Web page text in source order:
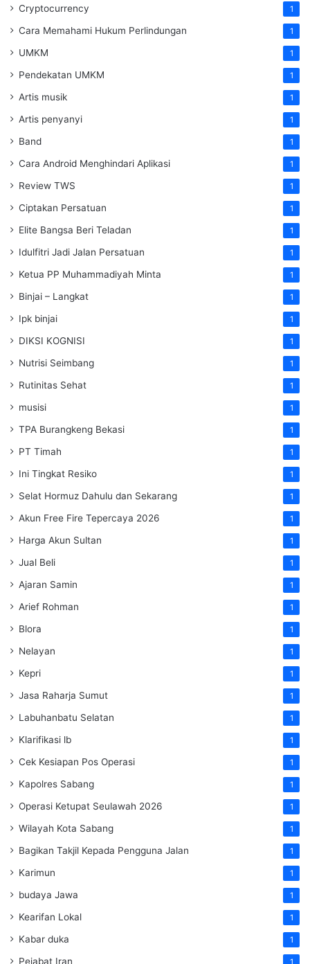
Cryptocurrency 1
Cara Memahami Hukum Perlindungan 1
UMKM 1
Pendekatan UMKM 1
Artis musik 1
Artis penyanyi 1
Band 1
Cara Android Menghindari Aplikasi 1
Review TWS 1
Ciptakan Persatuan 1
Elite Bangsa Beri Teladan 1
Idulfitri Jadi Jalan Persatuan 1
Ketua PP Muhammadiyah Minta 1
Binjai – Langkat 1
Ipk binjai 1
DIKSI KOGNISI 1
Nutrisi Seimbang 1
Rutinitas Sehat 1
musisi 1
TPA Burangkeng Bekasi 1
PT Timah 1
Ini Tingkat Resiko 1
Selat Hormuz Dahulu dan Sekarang 1
Akun Free Fire Tepercaya 2026 1
Harga Akun Sultan 1
Jual Beli 1
Ajaran Samin 1
Arief Rohman 1
Blora 1
Nelayan 1
Kepri 1
Jasa Raharja Sumut 1
Labuhanbatu Selatan 1
Klarifikasi lb 1
Cek Kesiapan Pos Operasi 1
Kapolres Sabang 1
Operasi Ketupat Seulawah 2026 1
Wilayah Kota Sabang 1
Bagikan Takjil Kepada Pengguna Jalan 1
Karimun 1
budaya Jawa 1
Kearifan Lokal 1
Kabar duka 1
Pejabat Iran 1